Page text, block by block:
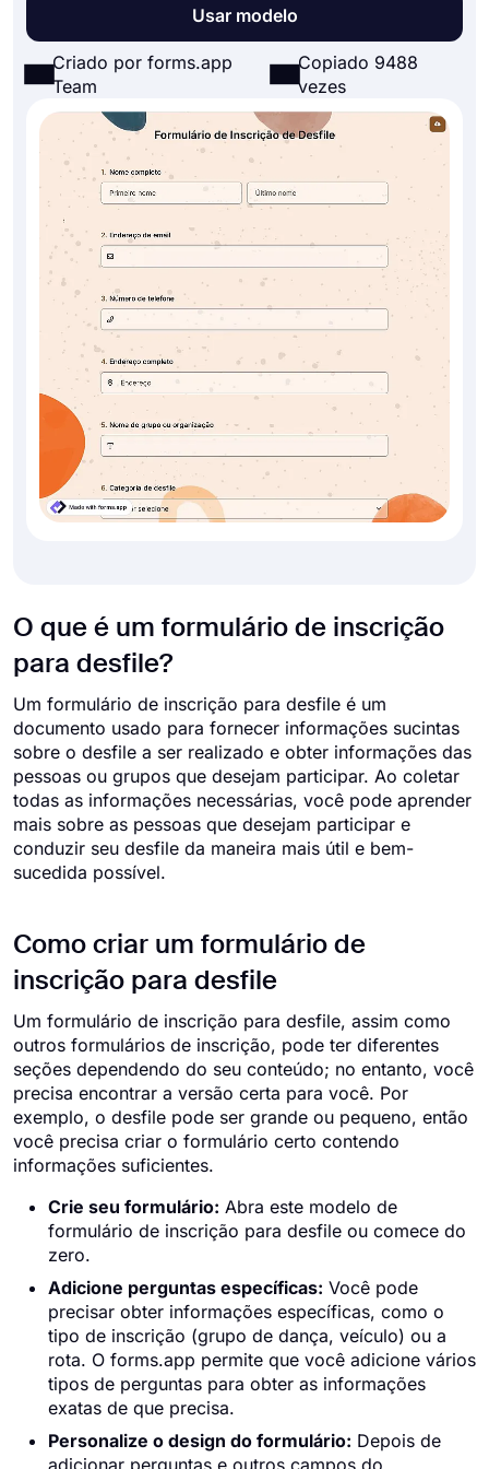
Usar modelo
Criado por forms.app
Team
Copiado 9488
vezes
O que é um formulário de inscrição
para desfile?
Um formulário de inscrição para desfile é um
documento usado para fornecer informações sucintas
sobre o desfile a ser realizado e obter informações das
pessoas ou grupos que desejam participar. Ao coletar
todas as informações necessárias, você pode aprender
mais sobre as pessoas que desejam participar e
conduzir seu desfile da maneira mais útil e bem-
sucedida possível.
Como criar um formulário de
inscrição para desfile
Um formulário de inscrição para desfile, assim como
outros formulários de inscrição, pode ter diferentes
seções dependendo do seu conteúdo; no entanto, você
precisa encontrar a versão certa para você. Por
exemplo, o desfile pode ser grande ou pequeno, então
você precisa criar o formulário certo contendo
informações suficientes.
Crie seu formulário: Abra este modelo de
formulário de inscrição para desfile ou comece do
zero.
Adicione perguntas específicas: Você pode
precisar obter informações específicas, como o
tipo de inscrição (grupo de dança, veículo) ou a
rota. O forms.app permite que você adicione vários
tipos de perguntas para obter as informações
exatas de que precisa.
Personalize o design do formulário: Depois de
adicionar perguntas e outros campos do